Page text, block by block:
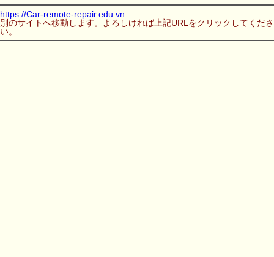
https://Car-remote-repair.edu.vn
別のサイトへ移動します。よろしければ上記URLをクリックしてくださ
い。